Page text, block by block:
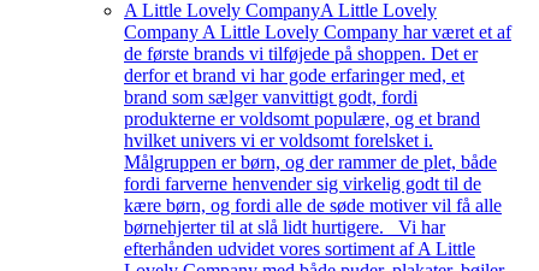
A Little Lovely CompanyA Little Lovely
Company A Little Lovely Company har været et af
de første brands vi tilføjede på shoppen. Det er
derfor et brand vi har gode erfaringer med, et
brand som sælger vanvittigt godt, fordi
produkterne er voldsomt populære, og et brand
hvilket univers vi er voldsomt forelsket i.
Målgruppen er børn, og der rammer de plet, både
fordi farverne henvender sig virkelig godt til de
kære børn, og fordi alle de søde motiver vil få alle
børnehjerter til at slå lidt hurtigere. Vi har
efterhånden udvidet vores sortiment af A Little